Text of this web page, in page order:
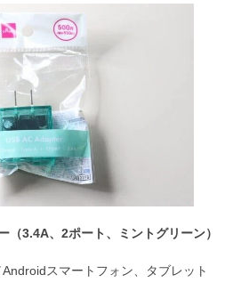
（3.4A、2ポート、ミントグリーン）
スマートフォン、タブレット